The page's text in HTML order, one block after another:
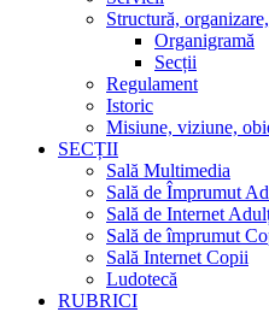
Structură,
Organigramă
Secții
Regulament
Istoric
Misiune, viziune,
SECȚII
Sală Multimedia
Sală de Împrumut
Sală de Internet
Sală de împrumut
Sală Internet Copii
Ludotecă
RUBRICI